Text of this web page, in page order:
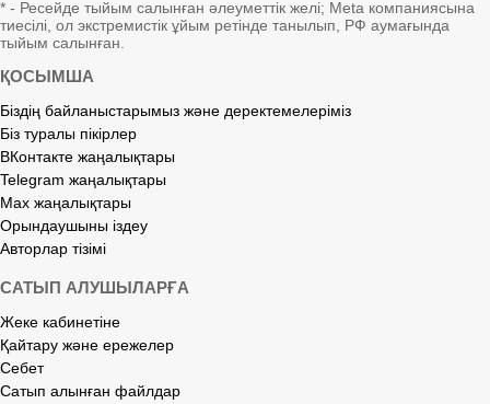
* - Ресейде тыйым салынған әлеуметтік желі; Meta компаниясына
тиесілі, ол экстремистік ұйым ретінде танылып, РФ аумағында
тыйым салынған.
ҚОСЫМША
Біздің байланыстарымыз және деректемелеріміз
Біз туралы пікірлер
ВКонтакте жаңалықтары
Telegram жаңалықтары
Max жаңалықтары
Орындаушыны іздеу
Авторлар тізімі
САТЫП АЛУШЫЛАРҒА
Жеке кабинетіне
Қайтару және ережелер
Себет
Сатып алынған файлдар